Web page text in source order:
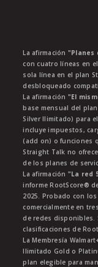
La afirmación "Planes
con cuatro líneas en
sola línea en el plan
desbloqueado
La afirmación "El
base mensual del
Silver Ilimitado) para
incluye impuestos,
(add on) o funciones
Straight Talk no
de los planes de
La afirmación "La red
informe RootScore®
2025. Probado con
comercialmente en
de redes disponibles.
clasificaciones de
La Membresía
Ilimitado Gold o
plan elegible para